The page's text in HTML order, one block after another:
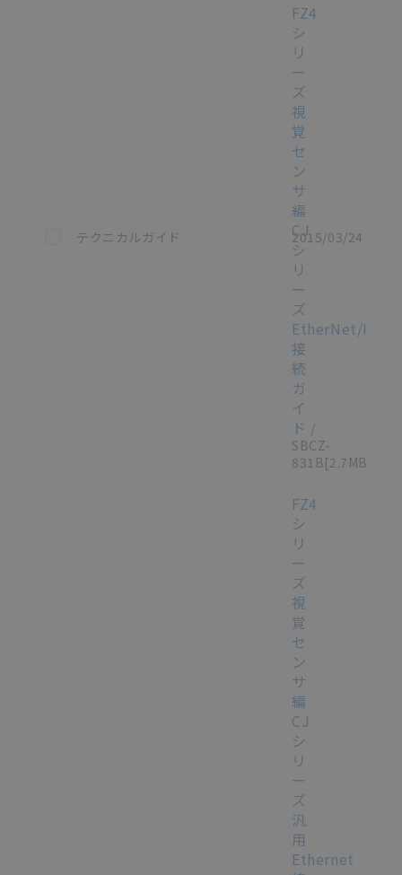
この資料を選択
テクニカルガイド
FZ4
シ
リ
ー
ズ
視
覚
セ
ン
サ
編
CJ
シ
リ
ー
ズ
EtherNet/IP
接
続
ガ
イ
ド /
SBCZ-
831B[2.7MB]
2015/03/24
FZ4
シ
リ
ー
ズ
視
覚
セ
ン
サ
編
CJ
シ
リ
ー
ズ
汎
用
Ethernet